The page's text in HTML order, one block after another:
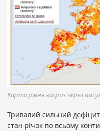
Карта рівня загроз через
Тривалий сильний
стан річок по всьому